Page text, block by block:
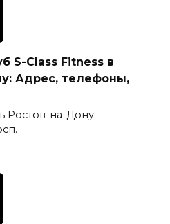
S-Class Fitness в
Адрес, телефоны,
Ростов-на-Дону